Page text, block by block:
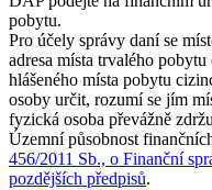
pobytu.
Pro účely správy daní se
adresa místa trvalého
hlášeného místa pobytu
osoby určit, rozumí se jím
fyzická osoba převážně
Územní působnost
456/2011 Sb., o Finanční
pozdějších předpisů.